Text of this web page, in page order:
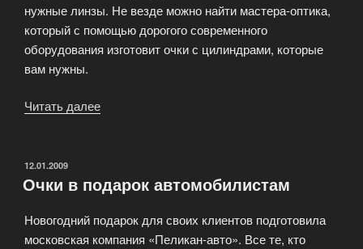
нужные линзы. Не везде можно найти мастера-оптика,
который с помощью дорогого современного
оборудования изготовит очки с цилиндрами, которые
вам нужны.
Читать далее
ОПУБЛИКОВАНО
12.01.2009
Очки в подарок автомобилистам
Новогодний подарок для своих клиентов подготовила
московская компания «Пеликан-авто». Все те, кто